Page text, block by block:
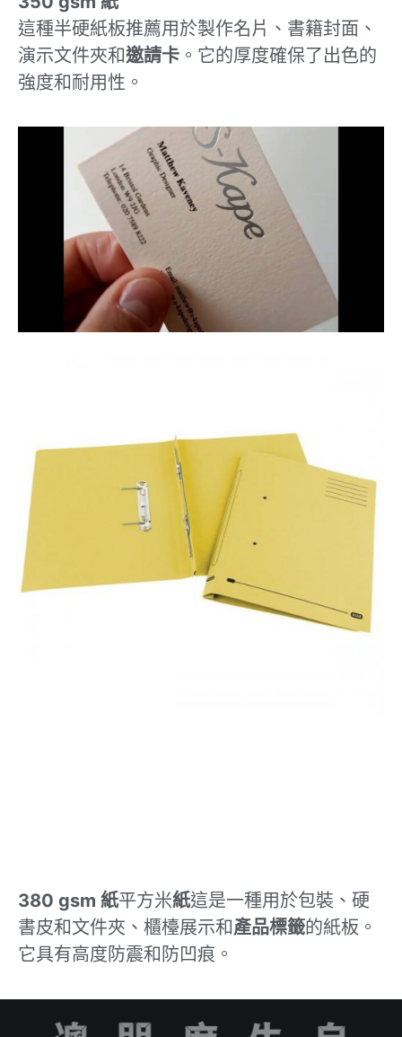
這種半硬紙板推薦用於製作名片、書籍封面、
演示文件夾和邀請卡 。它的厚度確保了出色的
強度和耐用性。
380 gsm 紙平方米紙這是一種用於包裝、硬
書皮和文件夾、櫃檯展示和產品標籤的紙板。
它具有高度防震和防凹痕。